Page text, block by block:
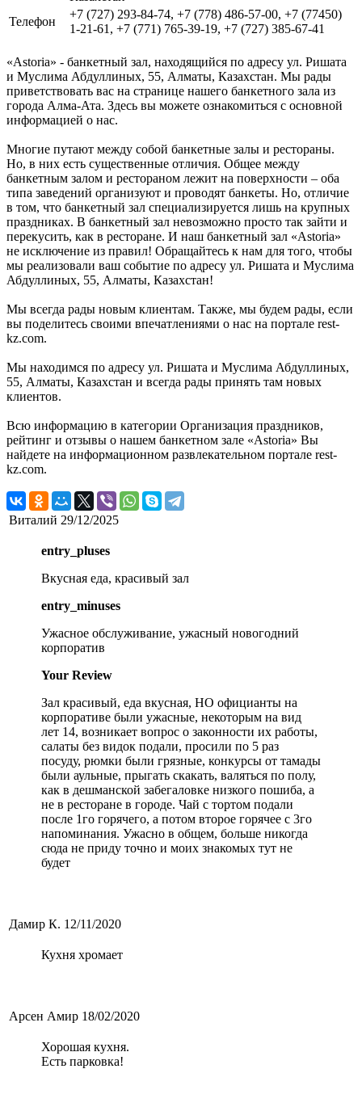
Телефон
+7 (727) 293-84-74, +7 (778) 486-57-00, +7 (77450)
1-21-61, +7 (771) 765-39-19, +7 (727) 385-67-41
«Astoria» - банкетный зал, находящийся по адресу ул. Ришата
и Муслима Абдуллиных, 55, Алматы, Казахстан. Мы рады
приветствовать вас на странице нашего банкетного зала из
города Алма-Ата. Здесь вы можете ознакомиться с основной
информацией о нас.
Многие путают между собой банкетные залы и рестораны.
Но, в них есть существенные отличия. Общее между
банкетным залом и рестораном лежит на поверхности – оба
типа заведений организуют и проводят банкеты. Но, отличие
в том, что банкетный зал специализируется лишь на крупных
праздниках. В банкетный зал невозможно просто так зайти и
перекусить, как в ресторане. И наш банкетный зал «Astoria»
не исключение из правил! Обращайтесь к нам для того, чтобы
мы реализовали ваш событие по адресу ул. Ришата и Муслима
Абдуллиных, 55, Алматы, Казахстан!
Мы всегда рады новым клиентам. Также, мы будем рады, если
вы поделитесь своими впечатлениями о нас на портале rest-
kz.com.
Мы находимся по адресу ул. Ришата и Муслима Абдуллиных,
55, Алматы, Казахстан и всегда рады принять там новых
клиентов.
Всю информацию в категории Организация праздников,
рейтинг и отзывы о нашем банкетном зале «Astoria» Вы
найдете на информационном развлекательном портале rest-
kz.com.
Виталий 29/12/2025
entry_pluses
Вкусная еда, красивый зал
entry_minuses
Ужасное обслуживание, ужасный новогодний
корпоратив
Your Review
Зал красивый, еда вкусная, НО официанты на
корпоративе были ужасные, некоторым на вид
лет 14, возникает вопрос о законности их работы,
салаты без видок подали, просили по 5 раз
посуду, рюмки были грязные, конкурсы от тамады
были аульные, прыгать скакать, валяться по полу,
как в дешманской забегаловке низкого пошиба, а
не в ресторане в городе. Чай с тортом подали
после 1го горячего, а потом второе горячее с 3го
напоминания. Ужасно в общем, больше никогда
сюда не приду точно и моих знакомых тут не
будет
Дамир К. 12/11/2020
Кухня хромает
Арсен Амир 18/02/2020
Хорошая кухня.
Есть парковка!